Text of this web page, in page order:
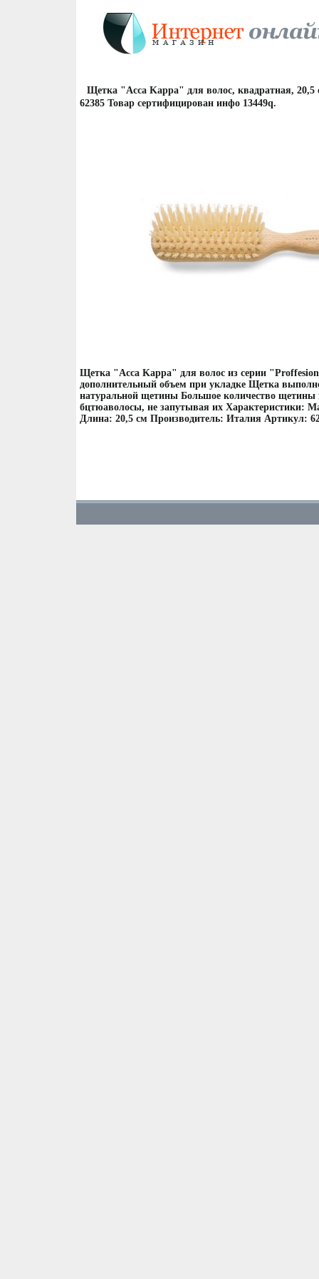
Щетка "Acca Kappa" для волос, квадратная,
62385 Товар сертифицирован инфо 13449q.
Щетка "Acca Kappa" для волос из серии
дополнительный объем при укладке Щетка
натуральной щетины Большое количество щетины
бцтюаволосы, не запутывая их Характеристики:
Длина: 20,5 см Производитель: Италия Артикул: